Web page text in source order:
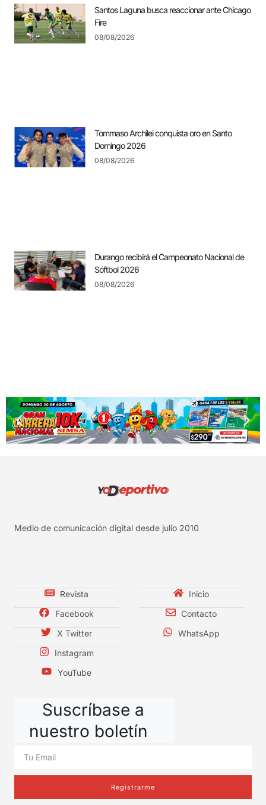
Santos Laguna busca reaccionar ante Chicago
Fire
08/08/2026
Tommaso Archilei conquista oro en Santo
Domingo 2026
08/08/2026
Durango recibirá el Campeonato Nacional de
Sóftbol 2026
08/08/2026
Medio de comunicación digital desde julio 2010
Revista
Facebook
X Twitter
Instagram
YouTube
Inicio
Contacto
WhatsApp
Suscríbase a
nuestro boletín
Registrarme